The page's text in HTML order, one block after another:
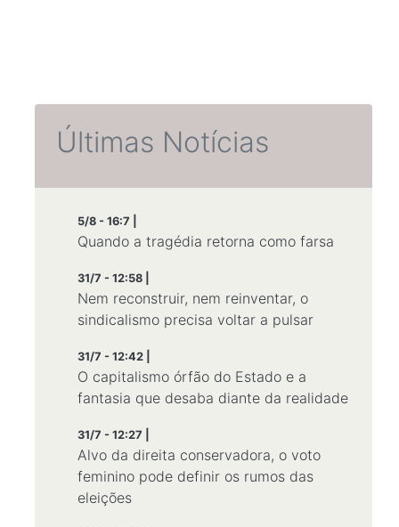
Últimas Notícias
5/8 - 16:7 |
Quando a tragédia retorna como farsa
31/7 - 12:58 |
Nem reconstruir, nem reinventar, o
sindicalismo precisa voltar a pulsar
31/7 - 12:42 |
O capitalismo órfão do Estado e a
fantasia que desaba diante da realidade
31/7 - 12:27 |
Alvo da direita conservadora, o voto
feminino pode definir os rumos das
eleições